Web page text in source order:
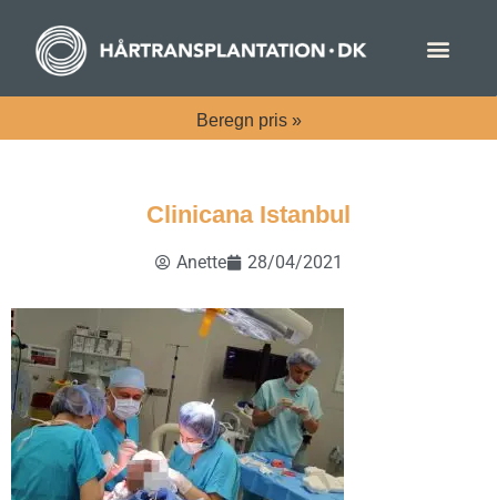
Beregn pris »
Clinicana Istanbul
Anette 28/04/2021